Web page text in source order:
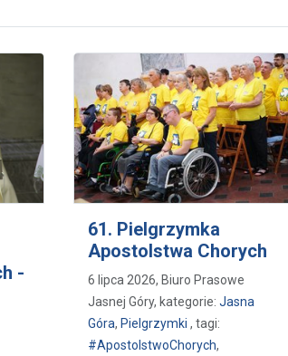
-
61. Pielgrzymka
Apostolstwa Chorych
6 lipca 2026, Biuro Prasowe
Jasnej Góry, kategorie: Jasna
Góra, Pielgrzymki , tagi:
#ApostolstwoChorych,